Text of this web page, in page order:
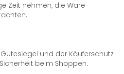
Zeit nehmen, die Ware
und der Käuferschutz
beim Shoppen.